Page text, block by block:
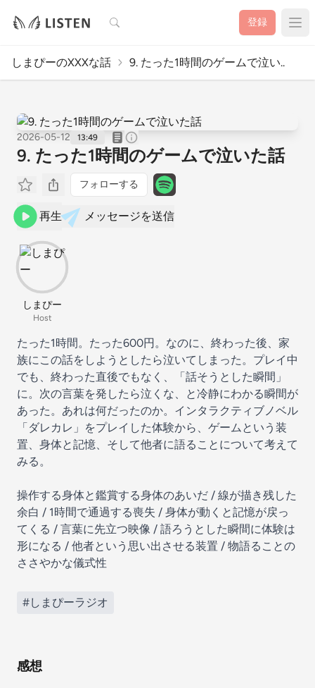
検索 登録
しまぴーのXXXな話 9. たった1時間のゲームで泣い..
2026-05-12 13:49
9. たった1時間のゲームで泣いた話
フォローする
再生 メッセージを送信
しまぴー
Host
たった1時間。たった600円。なのに、終わった後、家
族にこの話をしようとしたら泣いてしまった。プレイ中
でも、終わった直後でもなく、「話そうとした瞬間」
に。次の言葉を発したら泣くな、と冷静にわかる瞬間が
あった。あれは何だったのか。インタラクティブノベル
「ダレカレ」をプレイした体験から、ゲームという装
置、身体と記憶、そして他者に語ることについて考えて
みる。
操作する身体と鑑賞する身体のあいだ / 線が描き残した
余白 / 1時間で通過する喪失 / 身体が動くと記憶が戻っ
てくる / 言葉に先立つ映像 / 語ろうとした瞬間に体験は
形になる / 他者という思い出させる装置 / 物語ることの
ささやかな儀式性
#しまぴーラジオ
感想